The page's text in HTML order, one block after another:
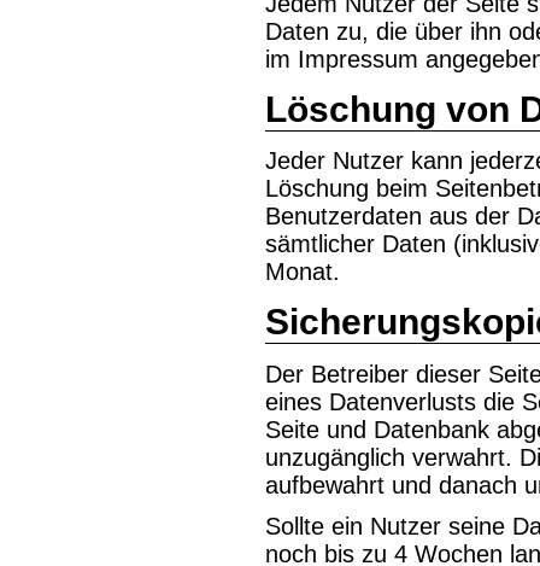
Daten zu, die über ihn
im Impressum
Löschung von
Jeder Nutzer kann
Löschung beim
Benutzerdaten aus der
sämtlicher Daten
Monat.
Der Betreiber dieser
eines Datenverlusts die
Seite und Datenbank
unzugänglich verwahrt.
aufbewahrt und danach
Sollte ein Nutzer seine
noch bis zu 4 Wochen